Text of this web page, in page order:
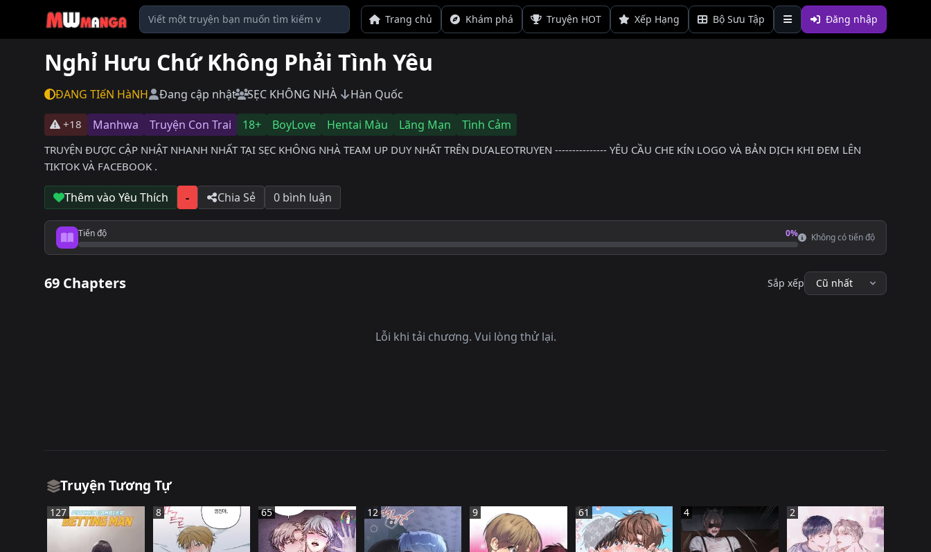
Trang chủ Khám phá Truyện HOT Xếp Hạng Bộ Sưu Tập Đăng nhập
Nghỉ Hưu Chứ Không Phải Tình Yêu
ĐANG TIếN HàNH Đang cập nhật SẸC KHÔNG NHÀ Hàn Quốc
+18 Manhwa Truyện Con Trai 18+ BoyLove Hentai Màu Lãng Mạn Tình Cảm
TRUYỆN ĐƯỢC CẬP NHẬT NHANH NHẤT TẠI SẸC KHÔNG NHÀ TEAM UP DUY NHẤT TRÊN DƯALEOTRUYEN --------------- YÊU CẦU CHE KÍN LOGO VÀ BẢN DỊCH KHI ĐEM LÊN
TIKTOK VÀ FACEBOOK .
Thêm vào Yêu Thích - Chia Sẻ 0 bình luận
Tiến độ 0%
Tiến độ đọc
Không có tiến độ
69 Chapters Sắp xếp
Lỗi khi tải chương. Vui lòng thử lại.
Truyện Tương Tự
127 8 65 12 9 61 4 2